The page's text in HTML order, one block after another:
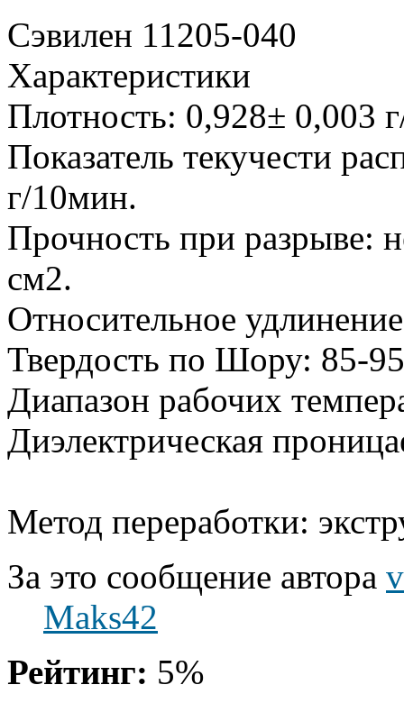
Сэвилен 11205-040
Характеристики
Плотность: 0,928± 0,003
Показатель текучести
г/10мин.
Прочность при разрыве:
см2.
Относительное
Твердость по Шору: 85-
Диапазон рабочих
Диэлектрическая
Метод переработки:
За это сообщение автора
Maks42
Рейтинг: 5%